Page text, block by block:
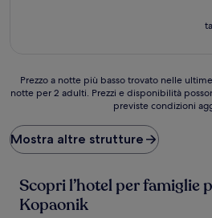
Prezzo
a
più
basso
trovato
ultime
ore,
Prezzo a notte più basso trovato nelle
notte per 2 adulti. Prezzi e disponibilità
previste condizioni
Mostra altre strutture
Scopri l’hotel per famiglie
Kopaonik